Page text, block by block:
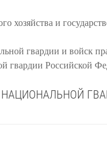
хозяйства и
гвардии и войск
гвардии Российской